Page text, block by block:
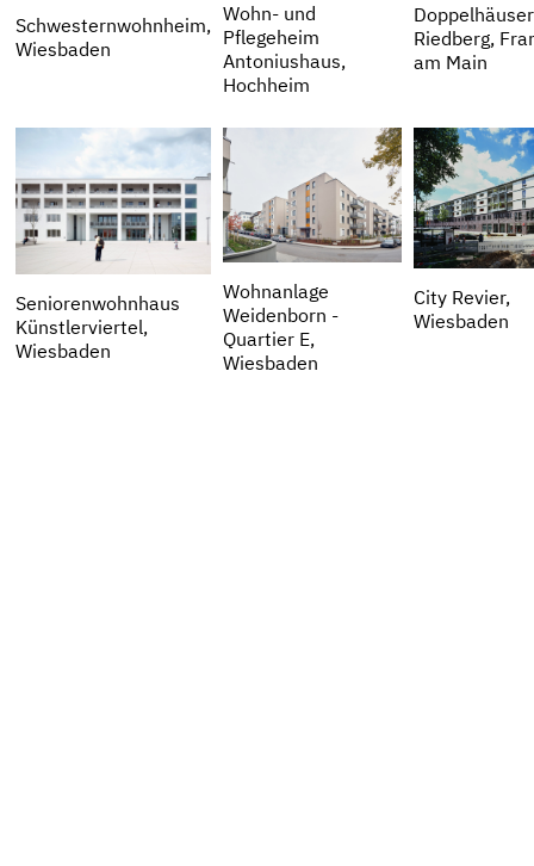
Schwesternwohnheim,
Wiesbaden
Wohn- und
Pflegeheim
Antoniushaus,
Hochheim
Riedberg,
am Main
Seniorenwohnhaus
Künstlerviertel,
Wiesbaden
Wohnanlage
Weidenborn -
Quartier E,
Wiesbaden
City Revier,
Wiesbaden